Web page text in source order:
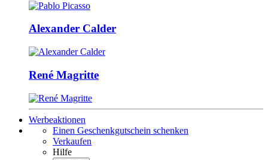
Alexander Calder
René Magritte
Werbeaktionen
Einen Geschenkgutschein schenken
Verkaufen
Hilfe